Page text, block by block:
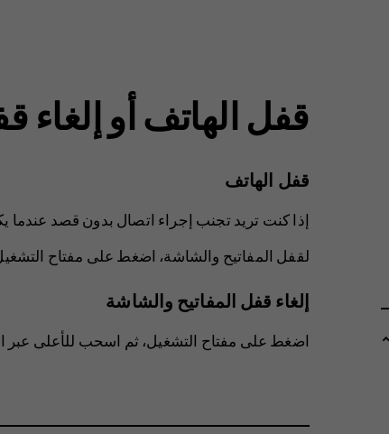
قفل الهاتف أو إلغاء
قفل الهاتف
إذا كنت تريد تجنب إجراء اتصال بدون قصد عندما
لقفل المفاتيح والشاشة، اضغط على مفتاح
إلغاء قفل المفاتيح والشاشة
اضغط على مفتاح التشغيل، ثم اسحب للأعلى عبر